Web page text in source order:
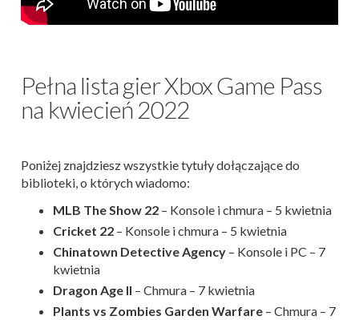
Pełna lista gier Xbox Game Pass
na kwiecień 2022
Poniżej znajdziesz wszystkie tytuły dołączające do
biblioteki, o których wiadomo:
MLB The Show 22 – Konsole i chmura – 5 kwietnia
Cricket 22 – Konsole i chmura – 5 kwietnia
Chinatown Detective Agency – Konsole i PC – 7
kwietnia
Dragon Age II – Chmura – 7 kwietnia
Plants vs Zombies Garden Warfare – Chmura – 7